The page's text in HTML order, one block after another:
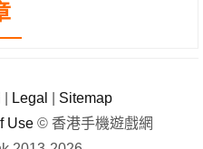
Legal
Sitemap
Use © 香港手機遊戲網